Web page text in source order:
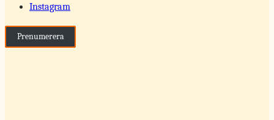
Instagram
Prenumerera